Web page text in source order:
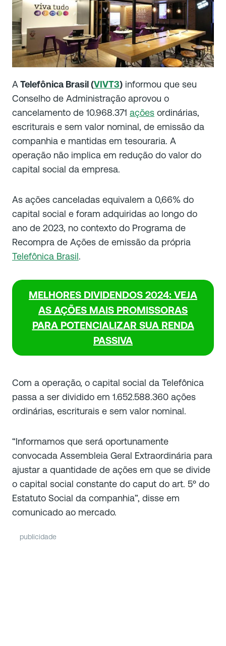
ATelefônica Brasil (VIVT3) informou que seu
Conselho de Administração aprovou o
cancelamento de 10.968.371 ações ordinárias,
escriturais e sem valor nominal, de emissão da
companhia e mantidas em tesouraria. A
operação não implica em redução do valor do
capital social da empresa.
As ações canceladas equivalem a 0,66% do
capital social e foram adquiridas ao longo do
ano de 2023, no contexto do Programa de
Recompra de Ações de emissão da própria
Telefônica Brasil.
MELHORES DIVIDENDOS 2024: VEJA
AS AÇÕES MAIS PROMISSORAS
PARA POTENCIALIZAR SUA RENDA
PASSIVA
Com a operação, o capital social da Telefônica
passa a ser dividido em 1.652.588.360 ações
ordinárias, escriturais e sem valor nominal.
“Informamos que será oportunamente
convocada Assembleia Geral Extraordinária para
ajustar a quantidade de ações em que se divide
o capital social constante do caput do art. 5º do
Estatuto Social da companhia”, disse em
comunicado ao mercado.
publicidade